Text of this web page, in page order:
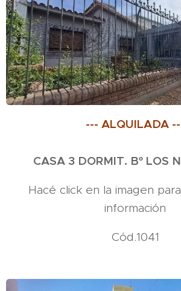
--- ALQUILADA
CASA 3 DORMIT. Bº LOS
Hacé click en la imagen
información
Cód.1041